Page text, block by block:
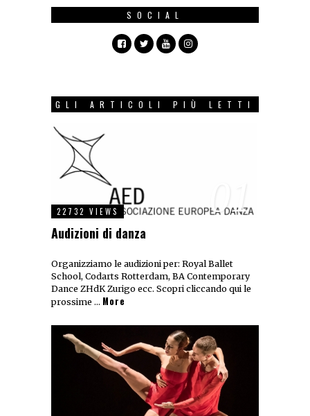
SOCIAL
GLI ARTICOLI PIÙ LETTI
01
22732 VIEWS
Audizioni di danza
Organizziamo le audizioni per: Royal Ballet
School, Codarts Rotterdam, BA Contemporary
Dance ZHdK Zurigo ecc. Scopri cliccando qui le
prossime … More